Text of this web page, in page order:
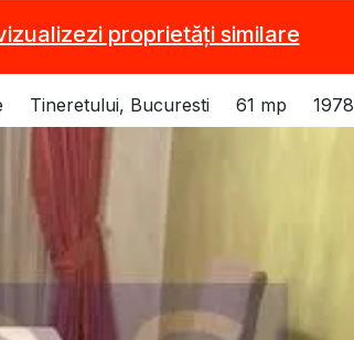
proprietăți similare
Tineretului, Bucuresti 61 mp 1978